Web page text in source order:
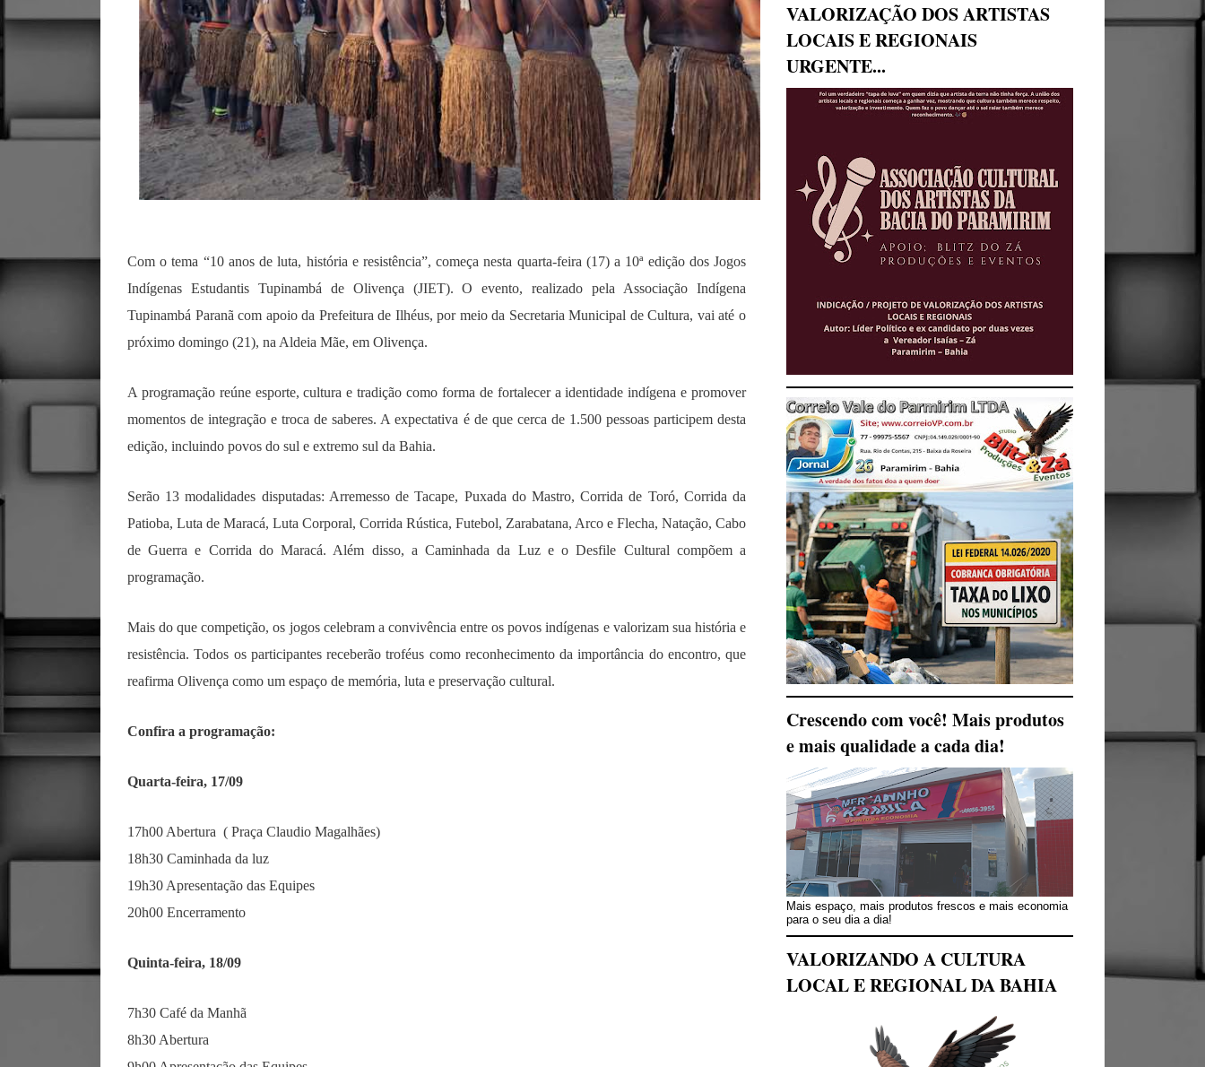
Com o tema “10 anos de luta, história e resistência”, começa nesta quarta-feira (17) a 10ª edição dos Jogos
Indígenas Estudantis Tupinambá de Olivença (JIET). O evento, realizado pela Associação Indígena
Tupinambá Paranã com apoio da Prefeitura de Ilhéus, por meio da Secretaria Municipal de Cultura, vai até o
próximo domingo (21), na Aldeia Mãe, em Olivença.
A programação reúne esporte, cultura e tradição como forma de fortalecer a identidade indígena e promover
momentos de integração e troca de saberes. A expectativa é de que cerca de 1.500 pessoas participem desta
edição, incluindo povos do sul e extremo sul da Bahia.
Serão 13 modalidades disputadas: Arremesso de Tacape, Puxada do Mastro, Corrida de Toró, Corrida da
Patioba, Luta de Maracá, Luta Corporal, Corrida Rústica, Futebol, Zarabatana, Arco e Flecha, Natação, Cabo
de Guerra e Corrida do Maracá. Além disso, a Caminhada da Luz e o Desfile Cultural compõem a
programação.
Mais do que competição, os jogos celebram a convivência entre os povos indígenas e valorizam sua história e
resistência. Todos os participantes receberão troféus como reconhecimento da importância do encontro, que
reafirma Olivença como um espaço de memória, luta e preservação cultural.
Confira a programação:
Quarta-feira, 17/09
17h00 Abertura ( Praça Claudio Magalhães)
18h30 Caminhada da luz
19h30 Apresentação das Equipes
20h00 Encerramento
Quinta-feira, 18/09
7h30 Café da Manhã
8h30 Abertura
VALORIZAÇÃO DOS ARTISTAS
LOCAIS E REGIONAIS
URGENTE...
Crescendo com você! Mais produtos
e mais qualidade a cada dia!
Mais espaço, mais produtos frescos e mais economia
para o seu dia a dia!
VALORIZANDO A CULTURA
LOCAL E REGIONAL DA BAHIA